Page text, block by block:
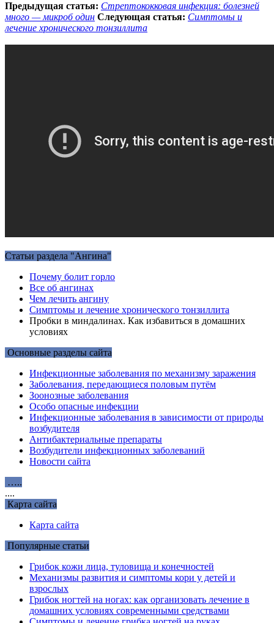
Предыдущая статья: Стрептококковая инфекция: болезней
много — микроб один Следующая статья: Симптомы и
лечение хронического тонзиллита
Статьи раздела "Ангина"
Почему болит горло
Все об ангинах
Чем лечить ангину
Симптомы и лечение хронического тонзиллита
Пробки в миндалинах. Как избавиться в домашних
условиях
Основные разделы сайта
Инфекционные заболевания по механизму заражения
Заболевания, передающиеся половым путём
Зоонозные заболевания
Особо опасные инфекции
Инфекционные заболевания в зависимости от природы
возбудителя
Антибактериальные препараты
Возбудители инфекционных заболеваний
Новости сайта
…..
....
Карта сайта
Карта сайта
Популярные статьи
Грибок кожи лица, туловища и конечностей
Механизмы развития и симптомы кори у детей и
взрослых
Грибок ногтей на ногах: как организовать лечение в
домашних условиях современными средствами